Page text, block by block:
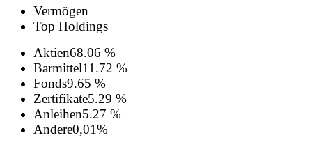
Vermögen
Top Holdings
Aktien68.06 %
Barmittel11.72 %
Fonds9.65 %
Zertifikate5.29 %
Anleihen5.27 %
Andere0,01%